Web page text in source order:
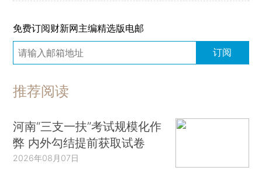
免费订阅财新网主编精选版电邮
订阅
推荐阅读
河南“三支一扶”考试规模化作
弊 内外勾结提前获取试卷
2026年08月07日